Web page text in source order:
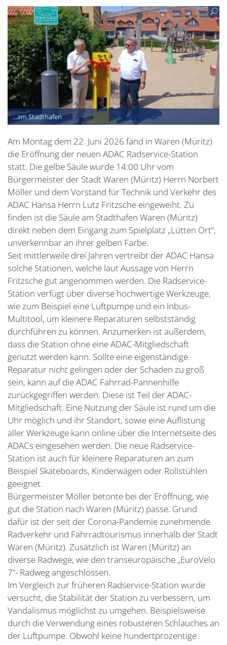
...am Stadthafen
Am Montag dem 22. Juni 2026 fand in Waren (Müritz)
die Eröffnung der neuen ADAC Radservice-Station
statt. Die gelbe Säule wurde 14:00 Uhr vom
Bürgermeister der Stadt Waren (Müritz) Herrn Norbert
Möller und dem Vorstand für Technik und Verkehr des
ADAC Hansa Herrn Lutz Fritzsche eingeweiht. Zu
finden ist die Säule am Stadthafen Waren (Müritz)
direkt neben dem Eingang zum Spielplatz „Lütten Ort“,
unverkennbar an ihrer gelben Farbe.
Seit mittlerweile drei Jahren vertreibt der ADAC Hansa
solche Stationen, welche laut Aussage von Herrn
Fritzsche gut angenommen werden. Die Radservice-
Station verfügt über diverse hochwertige Werkzeuge,
wie zum Beispiel eine Luftpumpe und ein Inbus-
Multitool, um kleinere Reparaturen selbstständig
durchführen zu können. Anzumerken ist außerdem,
dass die Station ohne eine ADAC-Mitgliedschaft
genutzt werden kann. Sollte eine eigenständige
Reparatur nicht gelingen oder der Schaden zu groß
sein, kann auf die ADAC Fahrrad-Pannenhilfe
zurückgegriffen werden. Diese ist Teil der ADAC-
Mitgliedschaft. Eine Nutzung der Säule ist rund um die
Uhr möglich und ihr Standort, sowie eine Auflistung
aller Werkzeuge kann online über die Internetseite des
ADACs eingesehen werden. Die neue Radservice-
Station ist auch für kleinere Reparaturen an zum
Beispiel Skateboards, Kinderwägen oder Rollstühlen
geeignet.
Bürgermeister Möller betonte bei der Eröffnung, wie
gut die Station nach Waren (Müritz) passe. Grund
dafür ist der seit der Corona-Pandemie zunehmende
Radverkehr und Fahrradtourismus innerhalb der Stadt
Waren (Müritz). Zusätzlich ist Waren (Müritz) an
diverse Radwege, wie den transeuropäische „EuroVelo
7“- Radweg angeschlossen.
Im Vergleich zur früheren Radservice-Station wurde
versucht, die Stabilität der Station zu verbessern, um
Vandalismus möglichst zu umgehen. Beispielsweise
durch die Verwendung eines robusteren Schlauches an
der Luftpumpe. Obwohl keine hundertprozentige